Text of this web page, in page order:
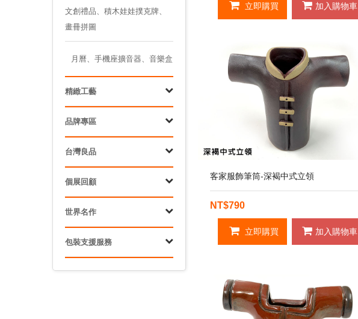
文創禮品、積木娃娃撲克牌、
畫冊拼圖
月曆、手機座擴音器、音樂盒
精緻工藝
品牌專區
台灣良品
個展回顧
世界名作
包裝支援服務
立即購買 加入購物車
客家服飾筆筒-深褐中式立領
NT$790
立即購買 加入購物車